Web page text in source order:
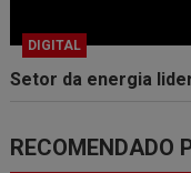
DIGITAL
Setor da energia
RECOMENDADO